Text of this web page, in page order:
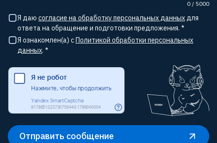
0 / 5000
Я даю согласие на обработку персональных данныхдля
ответа на обращение и подготовки предложения. *
Я ознакомлен(а) сПолитикой обработки персональных
данных. *
Отправить сообщение